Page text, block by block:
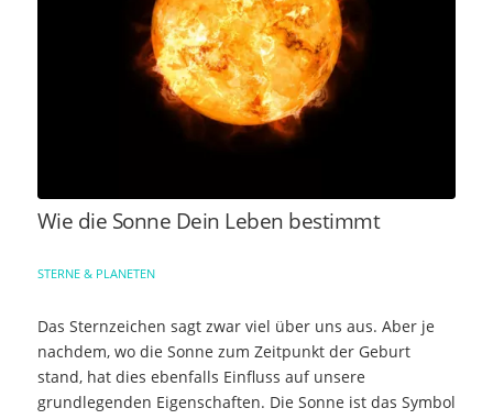
Wie die Sonne Dein Leben bestimmt
STERNE & PLANETEN
Das Sternzeichen sagt zwar viel über uns aus. Aber je
nachdem, wo die Sonne zum Zeitpunkt der Geburt
stand, hat dies ebenfalls Einfluss auf unsere
grundlegenden Eigenschaften. Die Sonne ist das Symbol